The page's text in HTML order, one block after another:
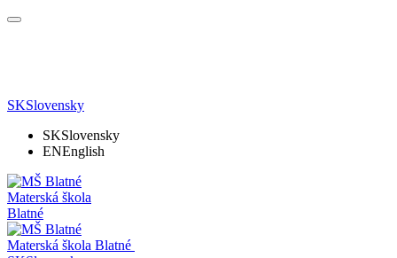
SKSlovensky
SKSlovensky
ENEnglish
Materská škola
Blatné
Materská škola Blatné